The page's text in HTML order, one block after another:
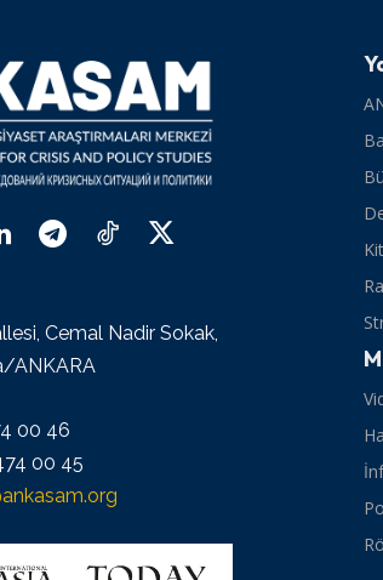
Cemal Nadir Sokak,
ANKARA
00 46
00 45